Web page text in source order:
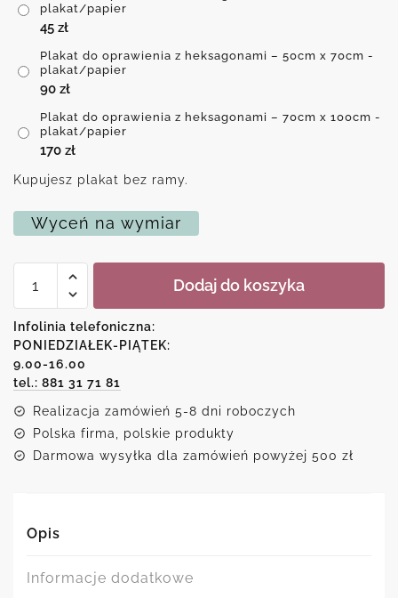
plakat/papier
45 zł
Plakat do oprawienia z heksagonami – 50cm x 70cm -
plakat/papier
90 zł
Plakat do oprawienia z heksagonami – 70cm x 100cm -
plakat/papier
170 zł
Kupujesz plakat bez ramy.
Wyceń na wymiar
Plakat
z
heksagonami
Dodaj do koszyka
Infolinia telefoniczna:
PONIEDZIAŁEK-PIĄTEK:
9.00-16.00
tel.: 881 31 71 81
Realizacja zamówień 5-8 dni roboczych
Polska firma, polskie produkty
Darmowa wysyłka dla zamówień powyżej 500 zł
Opis
Informacje dodatkowe